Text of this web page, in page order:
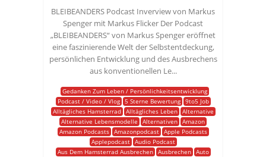
BLEIBEANDERS Podcast Inverview von Markus
Spenger mit Markus Flicker Der Podcast
„BLEIBEANDERS“ von Markus Spenger eröffnet
eine faszinierende Welt der Selbstentdeckung,
persönlichen Entwicklung und des Ausbrechens
aus konventionellen Le...
Gedanken Zum Leben / Persönlichkeitsentwicklung
Podcast / Video / Vlog
5 Sterne Bewertung
9to5 Job
Alltägliches Hamsterrad
Alltägliches Leben
Alternative
Alternative Lebensmodelle
Alternativen Amazon
Amazon Podcasts
Amazonpodcast
Apple Podcasts
Applepodcast
Audio Podcast
Aus Dem Hamsterrad Ausbrechen
Ausbrechen
Auto